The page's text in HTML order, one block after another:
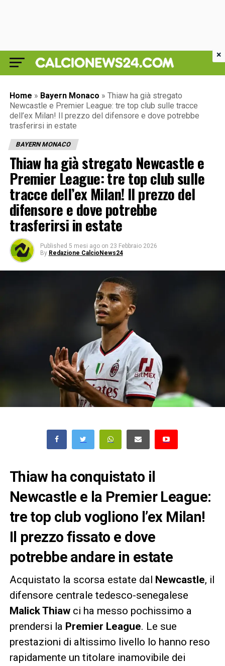
Home » Bayern Monaco » Thiaw ha già stregato
Newcastle e Premier League: tre top club sulle tracce
dell’ex Milan! Il prezzo del difensore e dove potrebbe
trasferirsi in estate
BAYERN MONACO
Thiaw ha già stregato Newcastle e
Premier League: tre top club sulle
tracce dell’ex Milan! Il prezzo del
difensore e dove potrebbe
trasferirsi in estate
Published 5 mesi ago on 23 Febbraio 2026
By Redazione CalcioNews24
Thiaw ha conquistato il
Newcastle e la Premier League:
tre top club vogliono l’ex Milan!
Il prezzo fissato e dove
potrebbe andare in estate
Acquistato la scorsa estate dal Newcastle, il
difensore centrale tedesco-senegalese
Malick Thiawci ha messo pochissimo a
prendersi la Premier League. Le sue
prestazioni di altissimo livello lo hanno reso
rapidamente un titolare inamovibile dei
×